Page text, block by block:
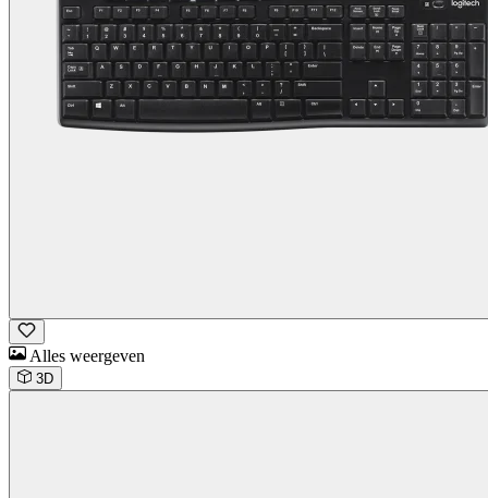
Alles weergeven
3D